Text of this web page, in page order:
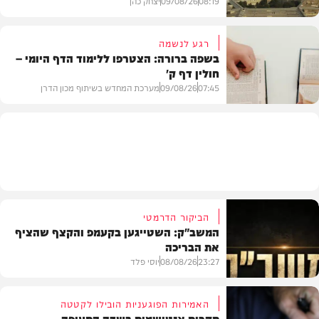
חדשות
רגע לנשמה
בשפה ברורה: הצטרפו ללימוד הדף היומי –
חולין דף ק'
07:45
09/08/26מערכת המחדש בשיתוף מכון הדרן
הביקור הדרמטי
המשב"ק: השטייגען בקעמפ והקצף שהציף
את הבריכה
23:27
08/08/26יוסי פלד
האמירות הפוגעניות הובילו לקטטה